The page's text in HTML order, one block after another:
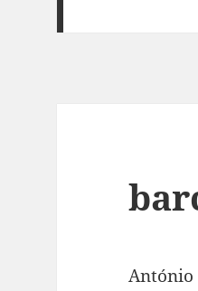
António